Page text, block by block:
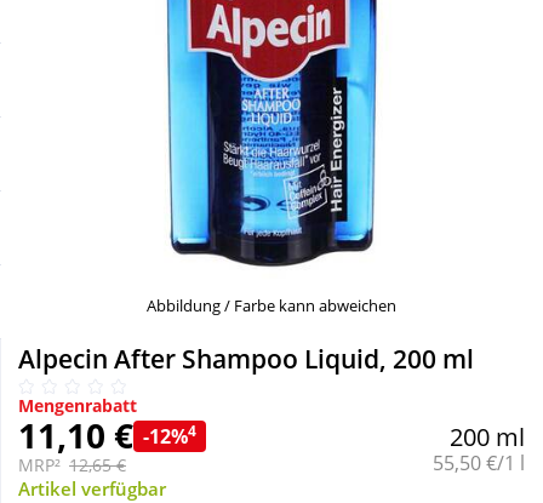
Täglich gut versorgt
Körperpflege & Kosmetik
Nahrungsergänzung
Natur & Homöopathie
Sanitätshaus
Abbildung / Farbe kann abweichen
Alpecin After Shampoo Liquid, 200 ml
Mengenrabatt
11,10 € -12%4
MRP² 12,65 €
200 ml
Grundpreis:
55,50 €/1 l
Artikel verfügbar